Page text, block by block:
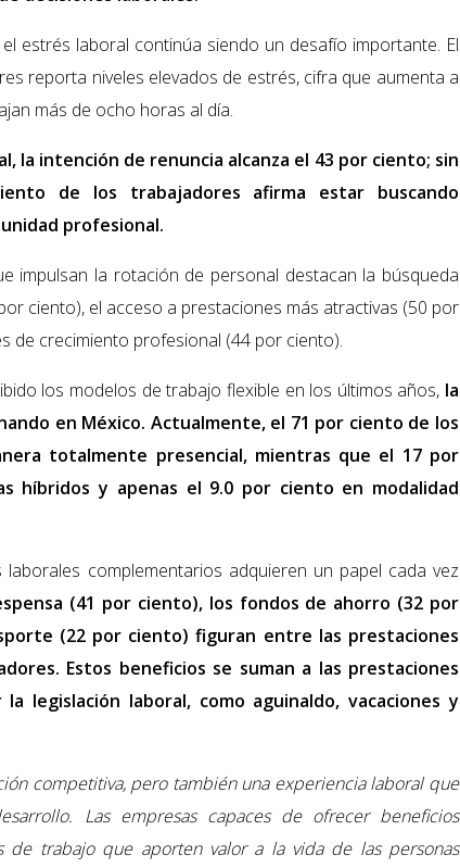
estrés laboral continúa siendo un desafío importante. El
reporta niveles elevados de estrés, cifra que aumenta a
más de ocho horas al día.
la intención de renuncia alcanza el 43 por ciento; sin
de los trabajadores afirma estar buscando
profesional.
impulsan la rotación de personal destacan la búsqueda
ciento), el acceso a prestaciones más atractivas (50 por
de crecimiento profesional (44 por ciento).
los modelos de trabajo flexible en los últimos años, la
en México. Actualmente, el 71 por ciento de los
totalmente presencial, mientras que el 17 por
híbridos y apenas el 9.0 por ciento en modalidad
complementarios adquieren un papel cada vez
(41 por ciento), los fondos de ahorro (32 por
(22 por ciento) figuran entre las prestaciones
Estos beneficios se suman a las prestaciones
legislación laboral, como aguinaldo, vacaciones y
competitiva, pero también una experiencia laboral que
Las empresas capaces de ofrecer beneficios
de trabajo que aporten valor a la vida de las personas